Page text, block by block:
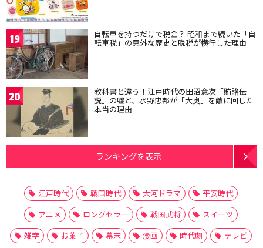
19 自転車を持つだけで税金？ 昭和まで続いた「自
転車税」の意外な歴史と脱税が横行した理由
20 教科書と違う！江戸時代の田沼意次「賄賂伝
説」の嘘と、水野忠邦が「大奥」を敵に回した
本当の理由
ランキングを表示
江戸時代 戦国時代 大河ドラマ
平安時代
アニメ
ロングセラー 戦国武将
スイーツ
雑学
お菓子 幕末 漫画 時代劇
テレビ